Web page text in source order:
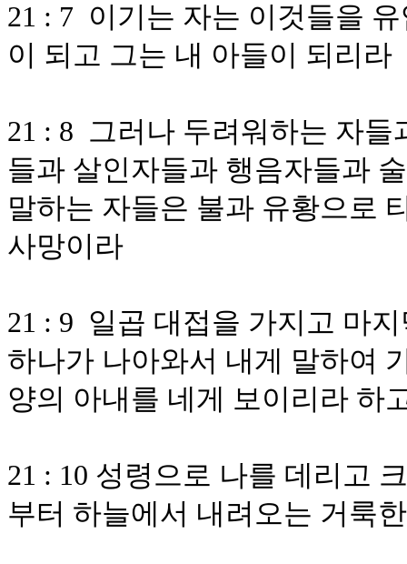
21 : 7 이기는 자는 이것들을
이 되고 그는 내 아들이 되리라
21 : 8 그러나 두려워하는 자
들과 살인자들과 행음자들과
말하는 자들은 불과 유황으로
사망이라
21 : 9 일곱 대접을 가지고 마
하나가 나아와서 내게 말하여
양의 아내를 네게 보이리라 하
21 : 10 성령으로 나를 데리고
부터 하늘에서 내려오는 거룩